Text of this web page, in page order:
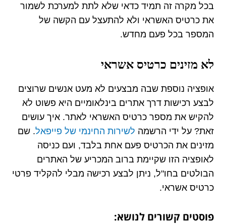
בכל מקרה זה תמיד כדאי שלא לתת למערכת לשמור
את כרטיס האשראי ולא להתעצל עם הקשה של
המספר בכל פעם מחדש.
לא מזינים כרטיס אשראי
אופציה נוספת שבה מבצעים לא מעט אנשים שרוצים
לבצע רכישות דרך אתרים בינלאומיים היא פשוט לא
להקיש את מספר כרטיס האשראי לאתר. איך עושים
זאת? על ידי הרשמה לשירות החינמי של פייפאל. שם
מזינים את הכרטיס פעם אחת בלבד, ועם כניסה
לאופציה הזו שקיימת ברוב המכריע של האתרים
הבולטים בחו"ל, ניתן לבצע רכישה מבלי להקליד פרטי
כרטיס אשראי.
פוסטים קשורים לנושא: